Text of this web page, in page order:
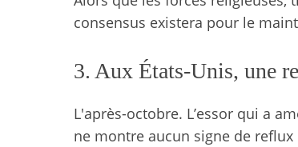
consensus existera pour le
3. Aux États-Unis, une
L'après-octobre. L’essor qui a
ne montre aucun signe de